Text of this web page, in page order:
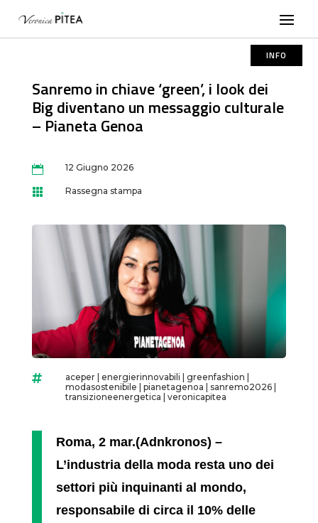
INFO
Sanremo in chiave ‘green’, i look dei
Big diventano un messaggio culturale
– Pianeta Genoa
 12 Giugno 2026
 Rassegna stampa
 aceper| energierinnovabili greenfashion
modasostenibile
pianetagenoa sanremo2026|
transizioneenergetica
veronicapitea
Roma, 2 mar.(Adnkronos) –
L’industria della moda resta uno dei
settori più inquinanti al mondo,
responsabile di circa il 10% delle